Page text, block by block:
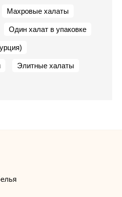
Махровые халаты
Один халат в упаковке
Элитные халаты